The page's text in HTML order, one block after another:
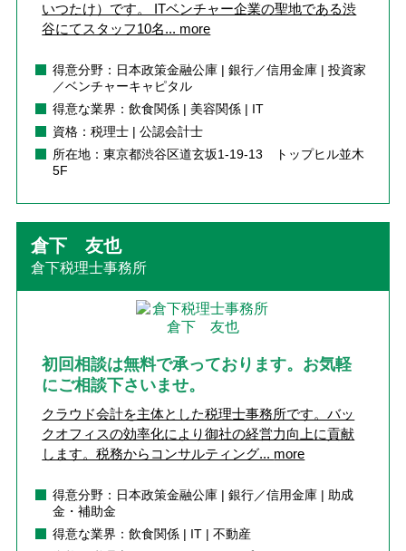
いつたけ）です。 ITベンチャー企業の聖地である渋
谷にてスタッフ10名... more
得意分野：日本政策金融公庫 | 銀行／信用金庫 | 投資家
／ベンチャーキャピタル
得意な業界：飲食関係 | 美容関係 | IT
資格：税理士 | 公認会計士
所在地：東京都渋谷区道玄坂1-19-13 トップヒル並木
5F
倉下 友也
倉下税理士事務所
初回相談は無料で承っております。お気軽
にご相談下さいませ。
クラウド会計を主体とした税理士事務所です。バッ
クオフィスの効率化により御社の経営力向上に貢献
します。税務からコンサルティング... more
得意分野：日本政策金融公庫 | 銀行／信用金庫 | 助成
金・補助金
得意な業界：飲食関係 | IT | 不動産